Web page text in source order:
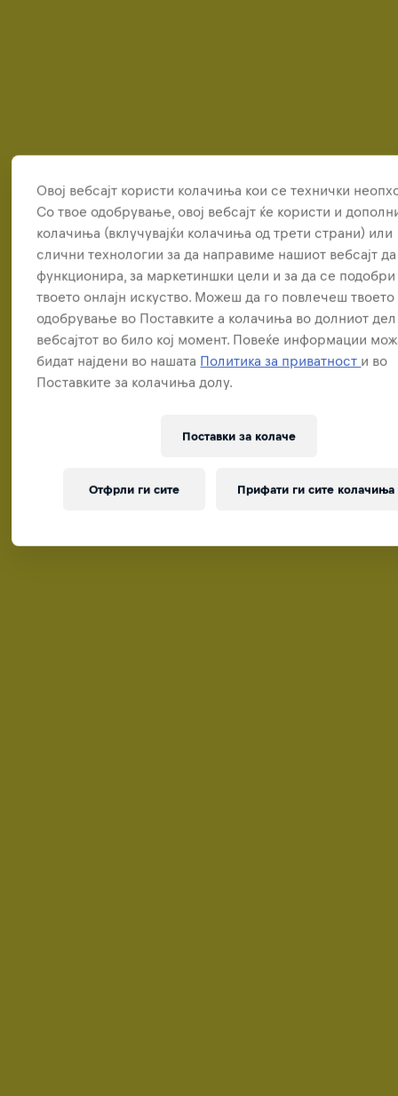
Овој вебсајт користи колачиња кои се технички
Со твое одобрување, овој вебсајт ќе користи и
колачиња (вклучувајќи колачиња од трети страни) или
слични технологии за да направиме нашиот вебсајт да
функционира, за маркетиншки цели и за да се подобри
твоето онлајн искуство. Можеш да го повлечеш твоето
одобрување во Поставките а колачиња во долниот
вебсајтот во било кој момент. Повеќе информации
бидат најдени во нашата Политика за приватност и во
Поставките за колачиња долу.
Поставки за колачe
Отфрли ги сите Прифати ги сите колачиња